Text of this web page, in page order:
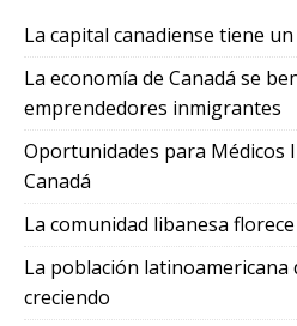
La capital canadiense tiene
La economía de Canadá se
emprendedores inmigrantes
Oportunidades para Médicos
Canadá
La comunidad libanesa
La población latinoamericana
creciendo